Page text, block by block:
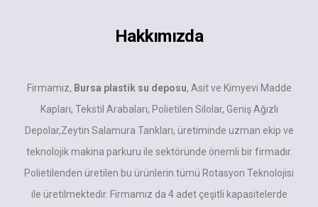
Hakkımızda
Firmamız, Bursa plastik su deposu, Asit ve Kimyevi Madde
Kapları, Tekstil Arabaları, Polietilen Silolar, Geniş Ağızlı
Depolar,Zeytin Salamura Tankları, üretiminde uzman ekip ve
teknolojik makina parkuru ile sektöründe önemli bir firmadır.
Polietilenden üretilen bu ürünlerin tümü Rotasyon Teknolojisi
ile üretilmektedir. Firmamız da 4 adet çeşitli kapasitelerde